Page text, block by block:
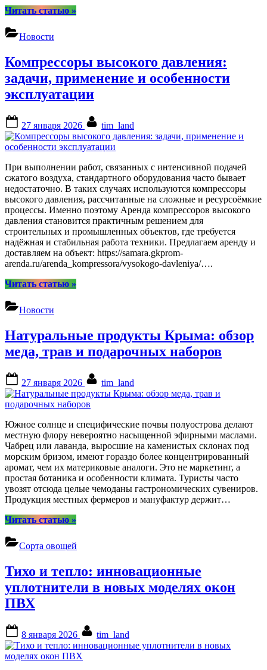
Читать статью“5
бизнес
класса
хотя
бы
жизни”
»
Новости
Компрессоры высокого давления:
задачи, применение и особенности
эксплуатации
on
27 января 2026 tim_land
При выполнении работ, связанных с интенсивной подачей
сжатого воздуха, стандартного оборудования часто бывает
недостаточно. В таких случаях используются компрессоры
высокого давления, рассчитанные на сложные и ресурсоёмкие
процессы. Именно поэтому Аренда компрессоров высокого
давления становится практичным решением для
строительных и промышленных объектов, где требуется
надёжная и стабильная работа техники. Предлагаем аренду и
доставляем на объект: https://samara.gkprom-
arenda.ru/arenda_kompressora/vysokogo-davleniya/….
Читать статью“Компрессоры
и
особенности
эксплуатации”
»
Новости
Натуральные продукты Крыма: обзор
меда, трав и подарочных наборов
on
27 января 2026 tim_land
Южное солнце и специфические почвы полуострова делают
местную флору невероятно насыщенной эфирными маслами.
Чабрец или лаванда, выросшие на каменистых склонах под
морским бризом, имеют гораздо более концентрированный
аромат, чем их материковые аналоги. Это не маркетинг, а
простая ботаника и особенности климата. Туристы часто
увозят отсюда целые чемоданы гастрономических сувениров.
Продукция местных фермеров и мануфактур держит…
Читать статью“Натуральные
Крыма:
обзор
трав
и
подарочных
»
Сорта овощей
Тихо и тепло: инновационные
уплотнители в новых моделях окон
ПВХ
on
8 января 2026 tim_land